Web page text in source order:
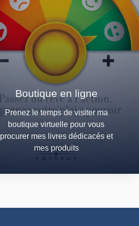
Boutique en ligne
Prenez le temps de visiter ma
boutique virtuelle pour vous
procurer mes livres dédicacés et
mes produits